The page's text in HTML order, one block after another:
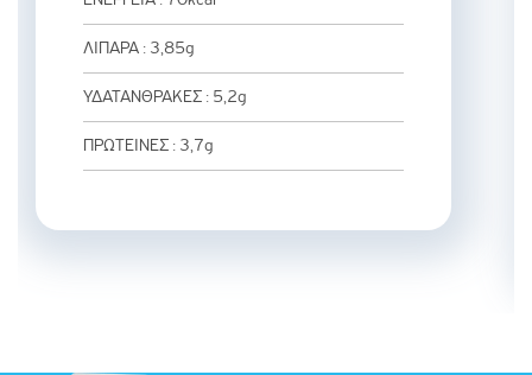
ΛΙΠΑΡΑ : 3,85g
ΥΔΑΤΑΝΘΡΑΚΕΣ : 5,2g
ΠΡΩΤΕΙΝΕΣ : 3,7g